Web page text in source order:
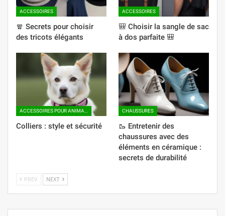
ACCESSOIRES
🧣 Secrets pour choisir
des tricots élégants
ACCESSOIRES
🎒 Choisir la sangle de sac
à dos parfaite 🎒
Colliers : style et sécurité
CHAUSSURES
🥾 Entretenir des
chaussures avec des
éléments en céramique :
secrets de durabilité
PREV NEXT